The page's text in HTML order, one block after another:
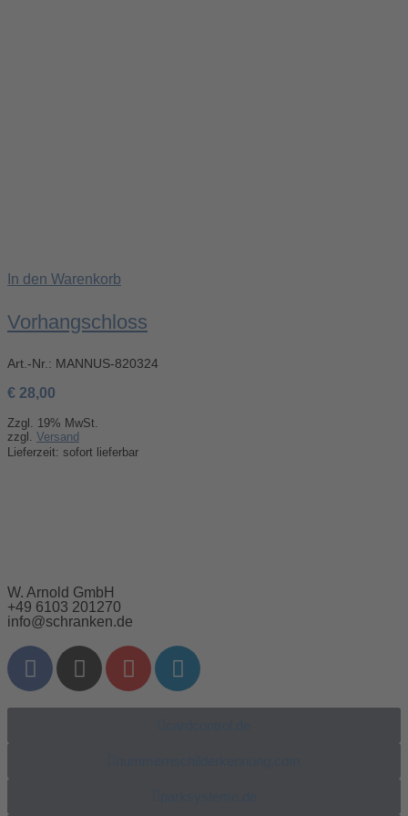
In den Warenkorb
Vorhangschloss
Art.-Nr.: MANNUS-820324
€ 28,00
Zzgl. 19% MwSt.
zzgl. Versand
Lieferzeit: sofort lieferbar
W. Arnold GmbH
+49 6103 201270
info@schranken.de